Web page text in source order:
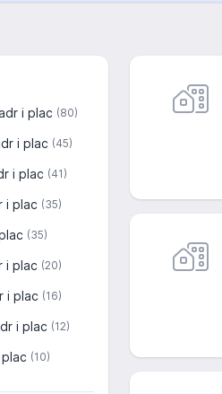
i plac (80)
i plac (45)
i plac (41)
i plac (35)
(35)
i plac (20)
i plac (16)
i plac (12)
(10)